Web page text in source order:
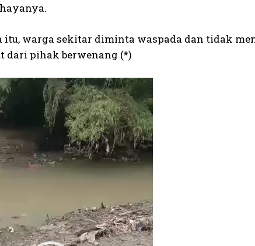
itu, warga sekitar diminta waspada dan tidak
dari pihak berwenang (*)